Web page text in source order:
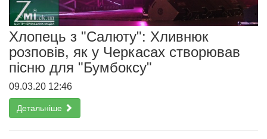
Хлопець з "Салюту": Хливнюк
розповів, як у Черкасах створював
пісню для "Бумбоксу"
09.03.20 12:46
Детальніше